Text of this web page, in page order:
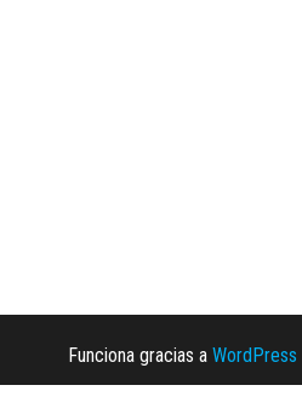
Funciona gracias a WordPress